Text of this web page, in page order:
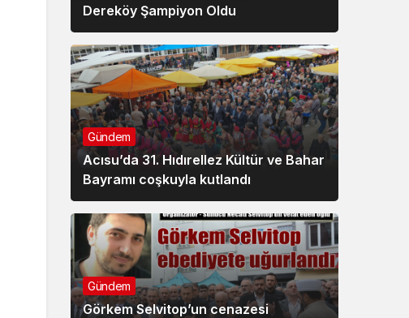
Dereköy Şampiyon Oldu
Gündem
Acısu’da 31. Hıdırellez Kültür ve Bahar
Bayramı coşkuyla kutlandı
Gündem
Görkem Selvitop’un cenazesi